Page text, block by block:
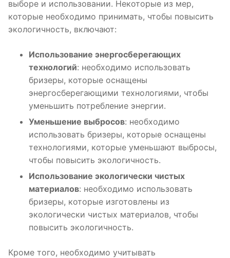
выборе и использовании. Некоторые из мер,
которые необходимо принимать, чтобы повысить
экологичность, включают:
Использование энергосберегающих
технологий: необходимо использовать
бризеры, которые оснащены
энергосберегающими технологиями, чтобы
уменьшить потребление энергии.
Уменьшение выбросов: необходимо
использовать бризеры, которые оснащены
технологиями, которые уменьшают выбросы,
чтобы повысить экологичность.
Использование экологически чистых
материалов: необходимо использовать
бризеры, которые изготовлены из
экологически чистых материалов, чтобы
повысить экологичность.
Кроме того, необходимо учитывать